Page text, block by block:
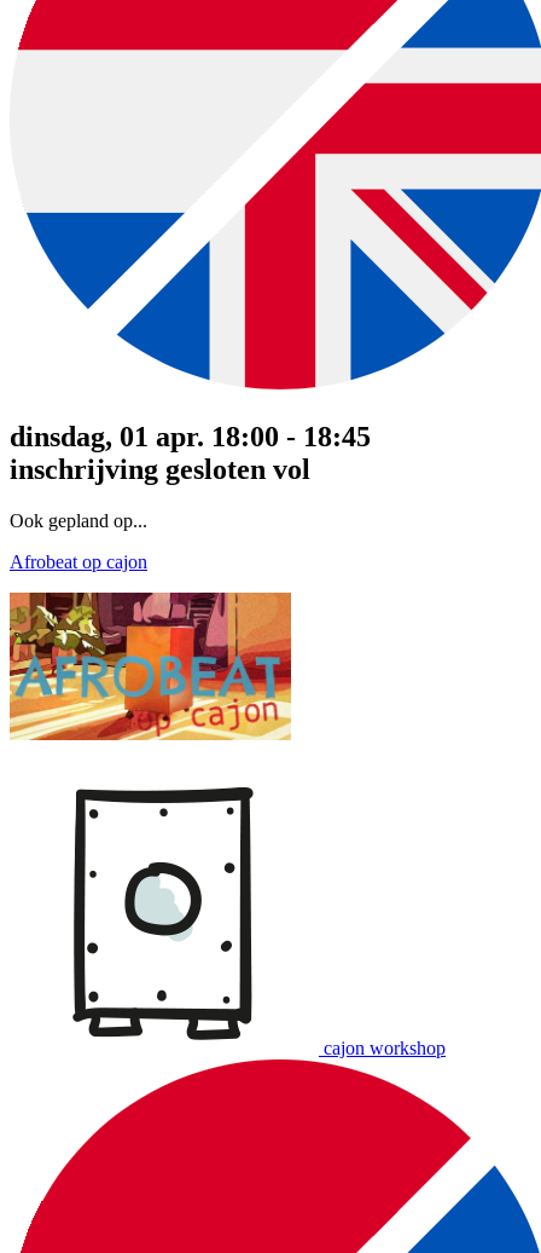
dinsdag, 01 apr. 18:00 - 18:45
inschrijving gesloten vol
Ook gepland op...
Afrobeat op cajon
cajon workshop